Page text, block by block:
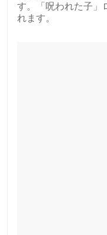
す。「呪われた子」
れます。